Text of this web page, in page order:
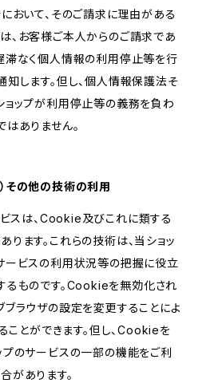
おいて、そのご請求に理由がある
、お客様ご本人からのご請求であ
滞なく個人情報の利用停止等を行
知します。但し、個人情報保護法そ
ョップが利用停止等の義務を負わ
はありません。
その他の技術の利用
ビスは、Cookie及びこれに類する
ります。これらの技術は、当ショッ
ービスの利用状況等の把握に役立
るものです。Cookieを無効化され
ブラウザの設定を変更することによ
とができます。但し、Cookieを
プのサービスの一部の機能をご利
があります。